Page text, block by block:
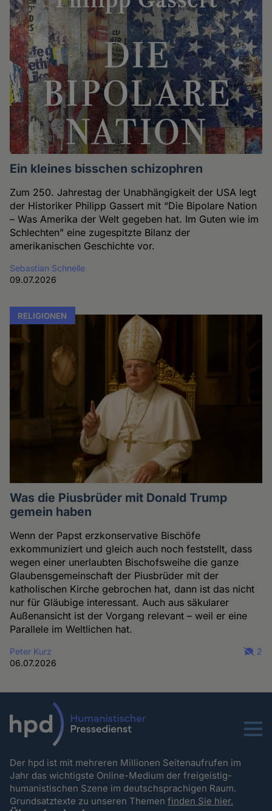
Ein kleines bisschen schizophren
Zum 250. Jahrestag der Unabhängigkeit der USA legt
der Historiker Philipp Gassert mit “Die Bipolare Nation
– Was Amerika der Welt gegeben hat. Im Guten wie im
Schlechten” eine zugespitzte Bilanz der
amerikanischen Geschichte vor.
Sebastian Schnelle
09.07.2026
RELIGIONEN
Was die Piusbrüder mit Donald Trump
gemein haben
Wenn der Papst erzkonservative Bischöfe
exkommuniziert und gleich auch noch feststellt, dass
wegen einer unerlaubten Bischofsweihe die ganze
Glaubensgemeinschaft der Piusbrüder mit der
katholischen Kirche gebrochen hat, dann ist das nicht
nur für Gläubige interessant. Auch aus säkularer
Außenansicht ist der Vorgang relevant – weil er eine
Parallele im Weltlichen hat.
Peter Kurz
06.07.2026
2
Menu
Der hpd ist mit mehreren Millionen Seitenaufrufen im
Jahr das wichtigste Online-Medium der freigeistig-
humanistischen Szene im deutschsprachigen Raum.
Grundsatztexte zu unseren Themenfinden Sie hier.